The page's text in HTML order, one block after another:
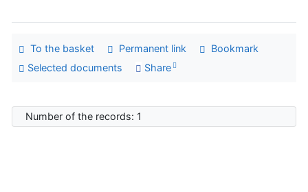
To the basket Permanent link
Bookmark
Selected documents
Share
Number of the records: 1